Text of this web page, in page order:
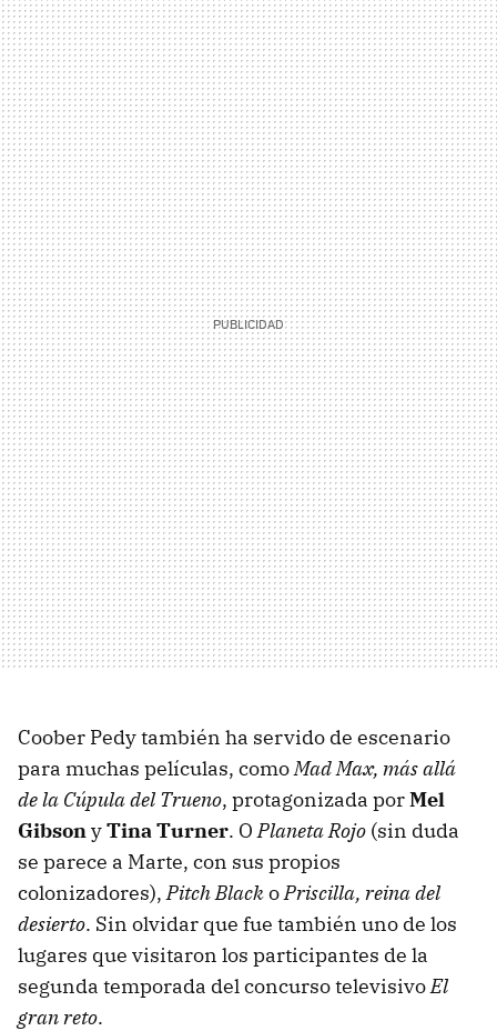
Coober Pedy también ha servido de escenario
para muchas películas, comoMad Max, más allá
de la Cúpula del Trueno, protagonizada porMel
GibsonyTina Turner. OPlaneta Rojo (sin duda
se parece a Marte, con sus propios
colonizadores),Pitch BlackoPriscilla, reina del
desierto. Sin olvidar que fue también uno de los
lugares que visitaron los participantes de la
segunda temporada del concurso televisivoEl
gran reto.